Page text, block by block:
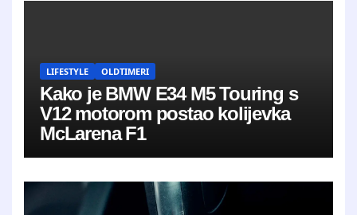
LIFESTYLE OLDTIMERI
Kako je BMW E34 M5 Touring s
V12 motorom postao kolijevka
McLarena F1